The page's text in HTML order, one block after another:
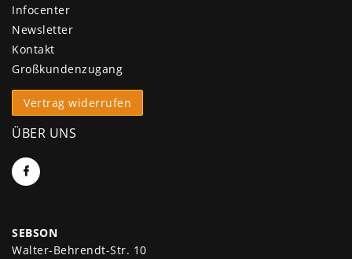
Infocenter
Newsletter
Kontakt
Großkundenzugang
Vertrag widerrufen
ÜBER UNS
SEBSON
Walter-Behrendt-Str. 10